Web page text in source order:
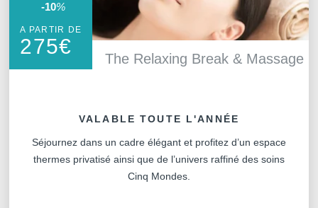
The Relaxing Break & Massage
A PARTIR DE
275€
-10%
VALABLE TOUTE L'ANNÉE
Séjournez dans un cadre élégant et profitez d’un espace
thermes privatisé ainsi que de l’univers raffiné des soins
Cinq Mondes.